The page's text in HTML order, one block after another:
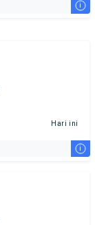
i
Hari ini
i